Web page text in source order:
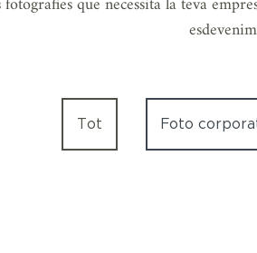
Tot Foto